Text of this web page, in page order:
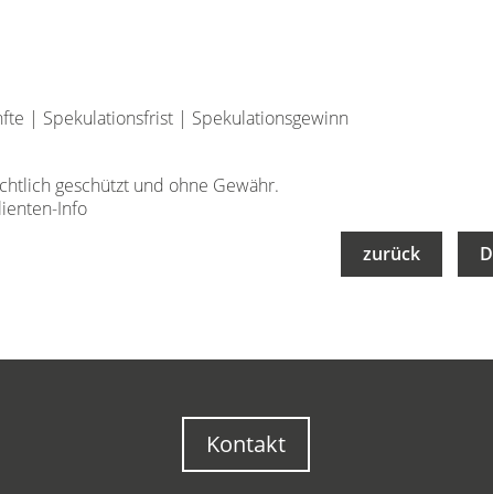
| Spekulationsfrist | Spekulationsgewinn
geschützt und ohne Gewähr.
Info
zurück
Kontakt